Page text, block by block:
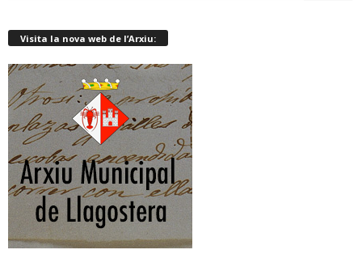
Visita la nova web de l’Arxiu: